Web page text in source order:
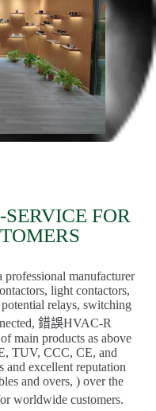
FOR
manufacturer
light contactors,
relays, switching
錯誤HVAC-R
main products as above
TUV, CCC, CE, and
and excellent reputation
and overs, ) over the
worldwide customers.